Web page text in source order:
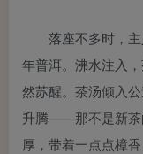
落座不多时，
年普洱。沸水注入
然苏醒。茶汤倾入
升腾——那不是新茶
厚，带着一点点樟